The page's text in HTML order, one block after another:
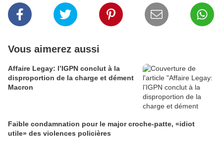
Vous aimerez aussi
Affaire Legay: l’IGPN conclut à la
disproportion de la charge et dément
Macron
Faible condamnation pour le major croche-patte, «idiot
utile» des violences policières